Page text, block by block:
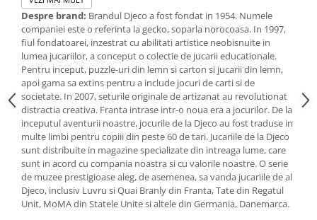
Jucarii senzoriale
Jucarii motrice pentru bebelusi
Saltele de activitati pentru bebe
Jucarii de sortat
Jucarii muzicale bebelusi
Puzzle bebelusi
Jocuri educative
Jocuri STEM
Jocuri Magnetice
Jocuri de societate
Jocuri de logica
supraveghere a unei persoane adulte.
Producator: Djeco Franta.
Varsta +4 ani.
Acest reper este nou si comercializat in ambalajul original pus la
dispozitie de catre producator. Imaginile disponibile au caracter
orientativ si informativ. Nuanta, tonul si intensitatea culorii din
pozele produsului pot varia in functie de ecranul de pe care se
vizualizeaza magazinul online.
Despre brand: Brandul Djeco a fost fondat in 1954. Numele
companiei este o referinta la gecko, soparla norocoasa. In 1997,
fiul fondatoarei, inzestrat cu abilitati artistice neobisnuite in
lumea jucariilor, a conceput o colectie de jucarii educationale.
Pentru inceput, puzzle-uri din lemn si carton si jucarii din lemn,
apoi gama sa extins pentru a include jocuri de carti si de
societate. In 2007, seturile originale de artizanat au revolutionat
distractia creativa. Franta intrase intr-o noua era a jocurilor. De la
inceputul aventurii noastre, jocurile de la Djeco au fost traduse in
multe limbi pentru copiii din peste 60 de tari. Jucariile de la Djeco
sunt distribuite in magazine specializate din intreaga lume, care
sunt in acord cu compania noastra si cu valorile noastre. O serie
de muzee prestigioase aleg, de asemenea, sa vanda jucariile de al
Djeco, inclusiv Luvru si Quai Branly din Franta, Tate din Regatul
Unit, MoMA din Statele Unite si altele din Germania, Danemarca.